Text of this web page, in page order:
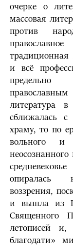
очерке о
массовая
против
традиционная
и всё
литература
сближалась
храму, то по
вольного и
опиралась
воззрения,
и вышла из
Священного
летописей
благодати»